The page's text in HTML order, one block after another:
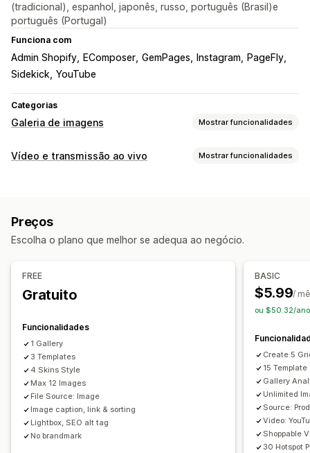
(tradicional), espanhol, japonês, russo, português (Brasil)e
português (Portugal)
Funciona com
Admin Shopify EComposer GemPages Instagram
PageFly
Sidekick YouTube
Categorias
Galeria de imagens Mostrar funcionalidades
Tipos de galeria
Personalização
Posição do ícone
Editor de arrastar e largar
Zoom da imagem
Etiquetas com publicação de venda
Partilha nas redes sociais
Vídeo e transmissão ao vivo Mostrar funcionalidades
Reprodução automática
Vídeo interativo UGC Partilha nas redes sociais
Fundo de vídeo
Leitor de vídeo
Vídeos incorporados
Reatividade móvel
Preços
Escolha o plano que melhor se adequa ao negócio.
FREE
Gratuito
Funcionalidades
1 Gallery
3 Templates
4 Skins Style
Max 12 Images
File Source: Image
Image caption, link & sorting
Lightbox, SEO alt tag
No brandmark
BASIC
$5.99/
ou $50.32/
Create 5
15
Gallery
Unlimited
Source:
Video:
Shoppable
30 Hotspot